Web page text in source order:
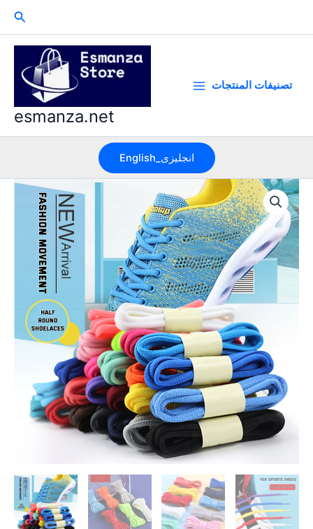
Search
esmanza.net
تصنيفات المنتجات
English_انجليزى